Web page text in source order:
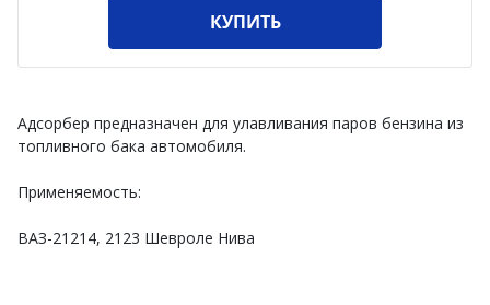
КУПИТЬ
Адсорбер предназначен для улавливания паров бензина из
топливного бака автомобиля.
Применяемость:
ВАЗ-21214, 2123 Шевроле Нива